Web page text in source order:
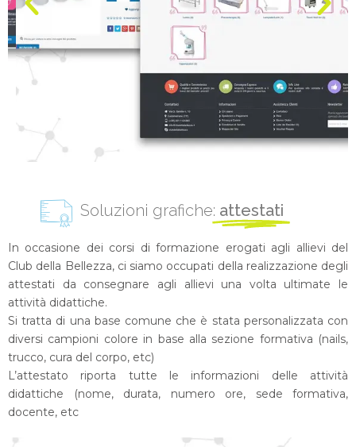
Soluzioni grafiche: attestati
In occasione dei corsi di formazione erogati agli allievi del
Club della Bellezza, ci siamo occupati della realizzazione degli
attestati da consegnare agli allievi una volta ultimate le
attività didattiche.
Si tratta di una base comune che è stata personalizzata con
diversi campioni colore in base alla sezione formativa (nails,
trucco, cura del corpo, etc)
L’attestato riporta tutte le informazioni delle attività
didattiche (nome, durata, numero ore, sede formativa,
docente, etc